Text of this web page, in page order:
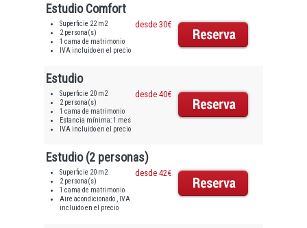
Estudio Comfort
Superficie 22 m2
2 persona(s)
1 cama de matrimonio
IVA incluido en el precio
desde 30€
Estudio
Superficie 20 m2
2 persona(s)
1 cama de matrimonio
Estancia mínima: 1 mes
IVA incluido en el precio
desde 40€
Estudio (2 personas)
Superficie 20 m2
2 persona(s)
1 cama de matrimonio
Aire acondicionado , IVA
incluido en el precio
desde 42€